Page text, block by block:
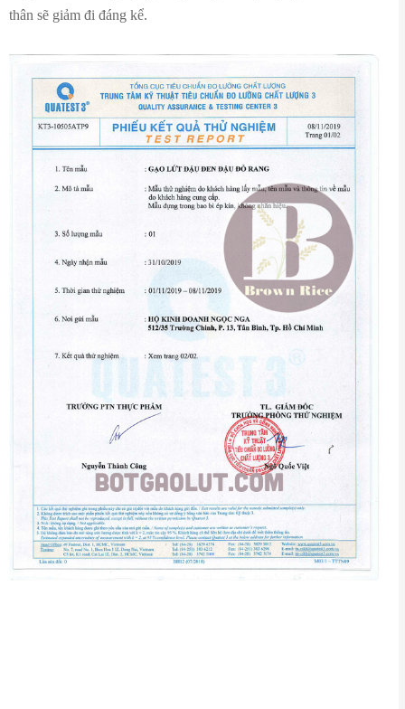
thân sẽ giảm đi đáng kể.